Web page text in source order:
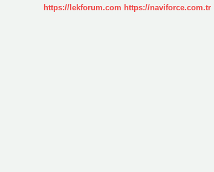
https://lekforum.com https://naviforce.com.tr